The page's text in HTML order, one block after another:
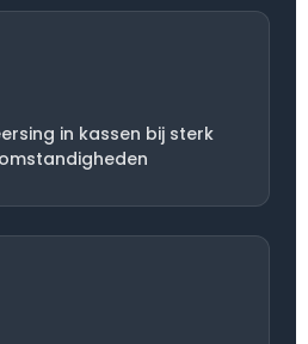
in kassen bij sterk